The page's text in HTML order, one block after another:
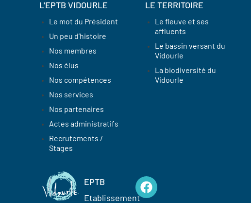
L'EPTB VIDOURLE
Le mot du Président
Un peu d’histoire
Nos membres
Nos élus
Nos compétences
Nos services
Nos partenaires
Actes administratifs
Recrutements /
Stages
LE TERRITOIRE
Le fleuve et ses
affluents
Le bassin versant du
Vidourle
La biodiversité du
Vidourle
EPTB
Etablissement